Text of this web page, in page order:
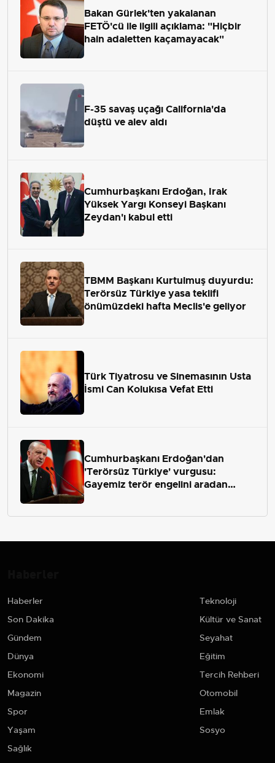
Bakan Gürlek'ten yakalanan
FETÖ'cü ile ilgili açıklama: "Hiçbir
hain adaletten kaçamayacak"
F-35 savaş uçağı California'da
düştü ve alev aldı
Cumhurbaşkanı Erdoğan, Irak
Yüksek Yargı Konseyi Başkanı
Zeydan'ı kabul etti
TBMM Başkanı Kurtulmuş duyurdu:
Terörsüz Türkiye yasa teklifi
önümüzdeki hafta Meclis'e geliyor
Türk Tiyatrosu ve Sinemasının Usta
İsmi Can Kolukısa Vefat Etti
Cumhurbaşkanı Erdoğan'dan
'Terörsüz Türkiye' vurgusu:
Gayemiz terör engelini aradan
Haberler
Son Dakika
Gündem
Dünya
Ekonomi
Magazin
Spor
Yaşam
Sağlık
Teknoloji
Kültür ve Sanat
Seyahat
Eğitim
Tercih Rehberi
Otomobil
Emlak
Sosyo